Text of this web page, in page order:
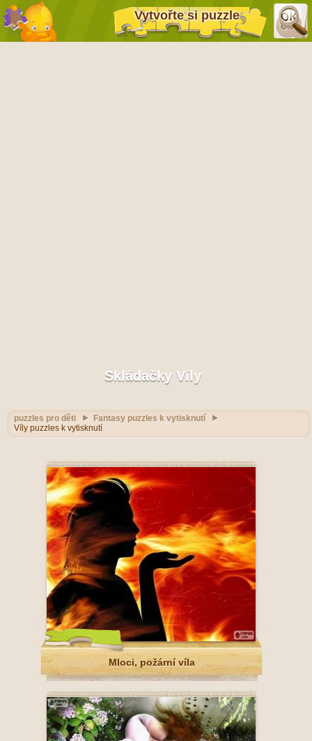
Vytvořte si puzzle
Skládačky Víly
puzzles pro děti
Fantasy puzzles k vytisknutí
Víly puzzles k vytisknutí
Mloci, požární víla